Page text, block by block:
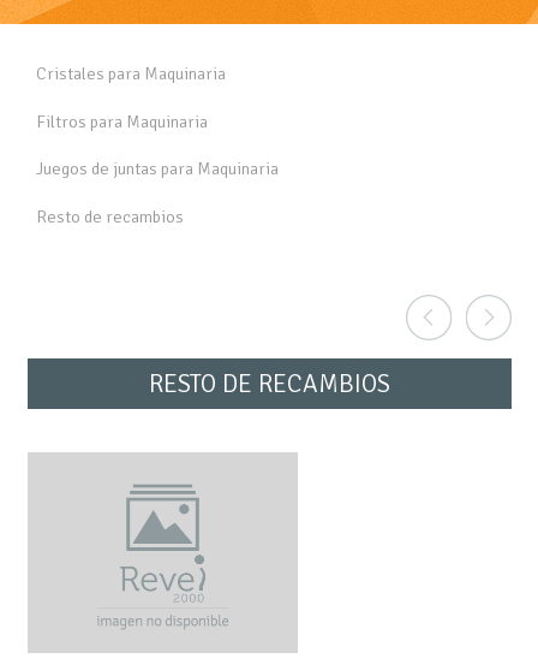
Cristales para Maquinaria
Filtros para Maquinaria
Juegos de juntas para Maquinaria
Resto de recambios
RESTO DE RECAMBIOS